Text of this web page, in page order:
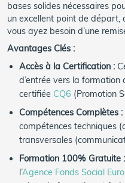
bases solides nécessaires
un excellent point de départ,
vous ayez besoin d’une
Avantages Clés :
Accès à la Certification :
d’entrée vers la formation
certifiée CQ6 (Promotion
Compétences Complètes :
compétences techniques
transversales
Formation 100% Gratuite :
l’Agence Fonds Social